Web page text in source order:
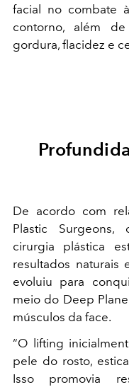
facial no combate
contorno, além
gordura, flacidez e
De acordo com
Plastic
cirurgia plástica
resultados naturais
evoluiu para
meio do Deep
músculos da face.
“O lifting
pele do rosto,
Isso promovia